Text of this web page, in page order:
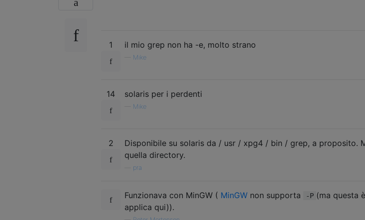
1 il mio grep non ha -e, molto strano
Mike
14 solaris per i perdenti
Mike
2
Disponibile su solaris da / usr / xpg4 / bin / grep, a proposito.
quella directory.
pra
Funzionava con MinGW ( MinGW non supporta -P (ma questa
applica qui)).